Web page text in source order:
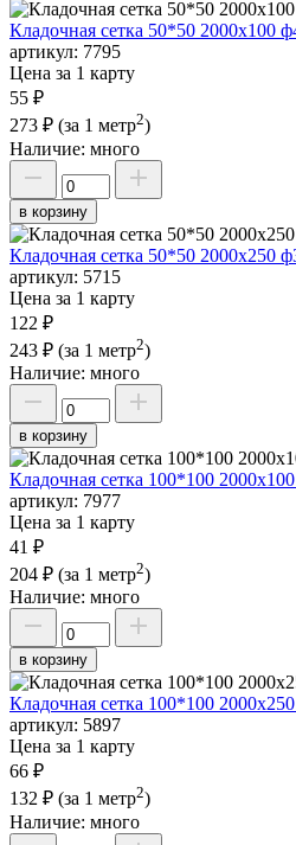
Кладочная сетка 50*50 2000х100
артикул: 7795
Цена за 1 карту
55 ₽
273 ₽ (за 1 метр2)
Наличие: много
в корзину
Кладочная сетка 50*50 2000х250
артикул: 5715
Цена за 1 карту
122 ₽
243 ₽ (за 1 метр2)
Наличие: много
в корзину
Кладочная сетка 100*100
артикул: 7977
Цена за 1 карту
41 ₽
204 ₽ (за 1 метр2)
Наличие: много
в корзину
Кладочная сетка 100*100
артикул: 5897
Цена за 1 карту
66 ₽
132 ₽ (за 1 метр2)
Наличие: много